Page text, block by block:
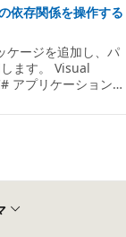
依存関係を操作する
ケージを追加し、パ
ます。 Visual
アプリケーションに